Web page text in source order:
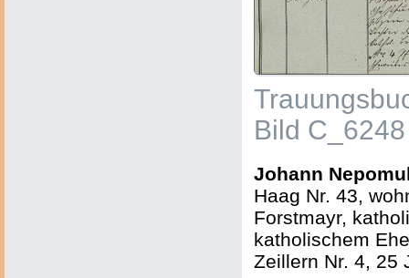
Bild C_6248
Johann
Haag Nr. 43,
Forstmayr,
katholischem
Zeillern Nr. 4, 25